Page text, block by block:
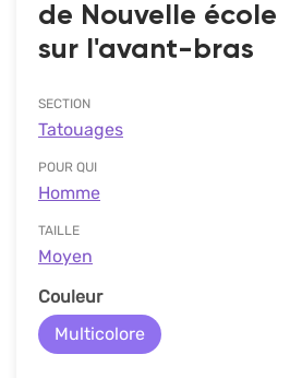
de Nouvelle école
sur l'avant-bras
SECTION
Tatouages
POUR QUI
Homme
TAILLE
Moyen
Couleur
Multicolore